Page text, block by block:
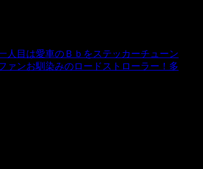
人目は愛車のＢｂをステッカーチューン
ァンお馴染みのロードストローラー！多